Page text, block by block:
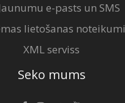
e-pasts un SMS
lietošanas noteikumi
XML serviss
Seko mums